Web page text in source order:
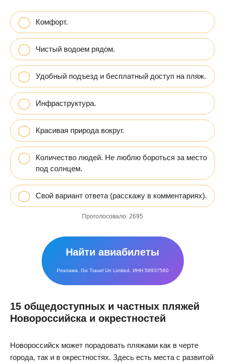
Комфорт.
Чистый водоем рядом.
Удобный подъезд и бесплатный доступ на пляж.
Инфраструктура.
Красивая природа вокруг.
Количество людей. Не люблю бороться за место
под солнцем.
Свой вариант ответа (расскажу в комментариях).
Проголосовало: 2695
Найти авиабилеты
Реклама. Go Travel Un Limited. ИНН 58937560
15 общедоступных и частных пляжей
Новороссийска и окрестностей
Новороссийск может порадовать пляжами как в черте
города, так и в окрестностях. Здесь есть места с развитой